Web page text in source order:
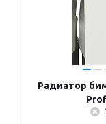
Радиатор